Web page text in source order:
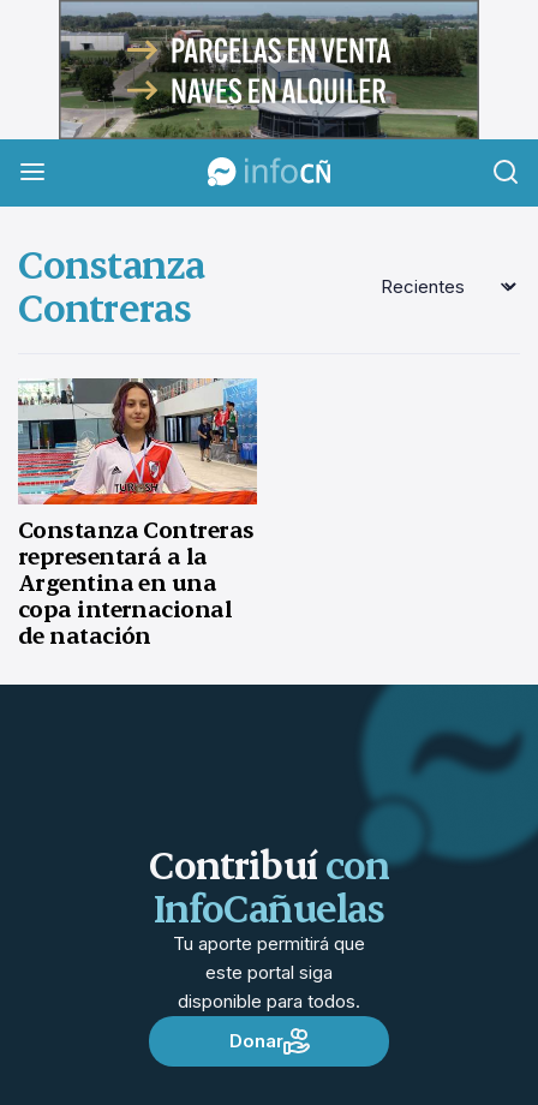
InfoCañuelas
Constanza
Contreras
Constanza Contreras
representará a la
Argentina en una
copa internacional
de natación
Contribuícon
InfoCañuelas
Tu aporte permitirá que
este portal siga
disponible para todos.
Donar